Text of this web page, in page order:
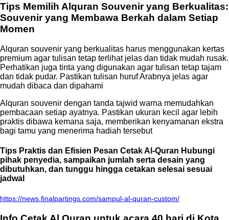
Tips Memilih Alquran Souvenir yang Berkualitas:
Souvenir yang Membawa Berkah dalam Setiap
Momen
Alquran souvenir yang berkualitas harus menggunakan kertas
premium agar tulisan tetap terlihat jelas dan tidak mudah rusak.
Perhatikan juga tinta yang digunakan agar tulisan tetap tajam
dan tidak pudar. Pastikan tulisan huruf Arabnya jelas agar
mudah dibaca dan dipahami
Alquran souvenir dengan tanda tajwid warna memudahkan
pembacaan setiap ayatnya. Pastikan ukuran kecil agar lebih
praktis dibawa kemana saja, memberikan kenyamanan ekstra
bagi tamu yang menerima hadiah tersebut
Tips Praktis dan Efisien Pesan Cetak Al-Quran Hubungi
pihak penyedia, sampaikan jumlah serta desain yang
dibutuhkan, dan tunggu hingga cetakan selesai sesuai
jadwal
https://news.finalpartings.com/sampul-al-quran-custom/